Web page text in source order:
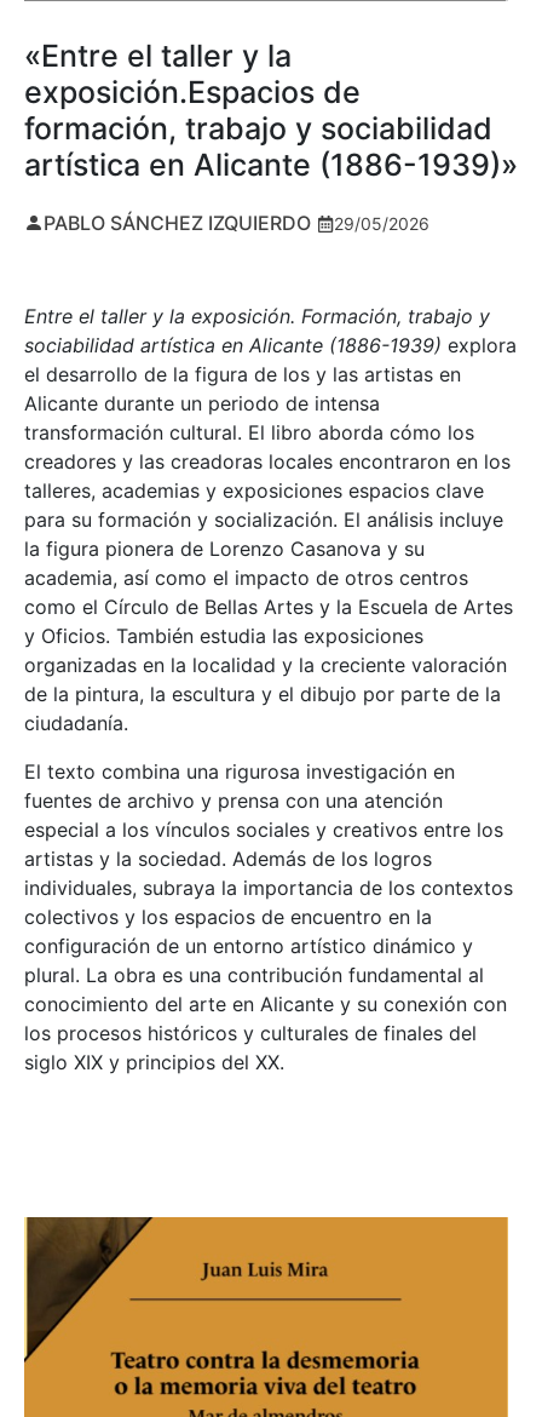
«Entre el taller y la
exposición.Espacios de
formación, trabajo y sociabilidad
artística en Alicante (1886-1939)»
PABLO SÁNCHEZ IZQUIERDO 29/05/2026
Entre el taller y la exposición. Formación, trabajo y
sociabilidad artística en Alicante (1886-1939) explora
el desarrollo de la figura de los y las artistas en
Alicante durante un periodo de intensa
transformación cultural. El libro aborda cómo los
creadores y las creadoras locales encontraron en los
talleres, academias y exposiciones espacios clave
para su formación y socialización. El análisis incluye
la figura pionera de Lorenzo Casanova y su
academia, así como el impacto de otros centros
como el Círculo de Bellas Artes y la Escuela de Artes
y Oficios. También estudia las exposiciones
organizadas en la localidad y la creciente valoración
de la pintura, la escultura y el dibujo por parte de la
ciudadanía.
El texto combina una rigurosa investigación en
fuentes de archivo y prensa con una atención
especial a los vínculos sociales y creativos entre los
artistas y la sociedad. Además de los logros
individuales, subraya la importancia de los contextos
colectivos y los espacios de encuentro en la
configuración de un entorno artístico dinámico y
plural. La obra es una contribución fundamental al
conocimiento del arte en Alicante y su conexión con
los procesos históricos y culturales de finales del
siglo XIX y principios del XX.